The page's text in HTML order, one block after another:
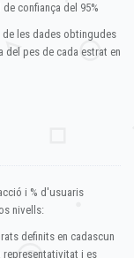
confiança del 95%
les dades obtingudes
del pes de cada estrat en
i % d'usuaris
nivells:
definits en cadascun
representativitat i es